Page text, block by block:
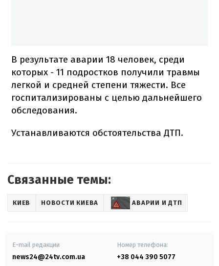
В результате аварии 18 человек, среди
которых - 11 подростков получили травмы
легкой и средней степени тяжести. Все
госпитализированы с целью дальнейшего
обследования.
Устанавливаются обстоятельства ДТП.
Связанные темы:
КИЕВ НОВОСТИ КИЕВА АВАРИИ И ДТП
E-mail редакции
news24@24tv.com.ua
Номер телефона:
+38 044 390 5077